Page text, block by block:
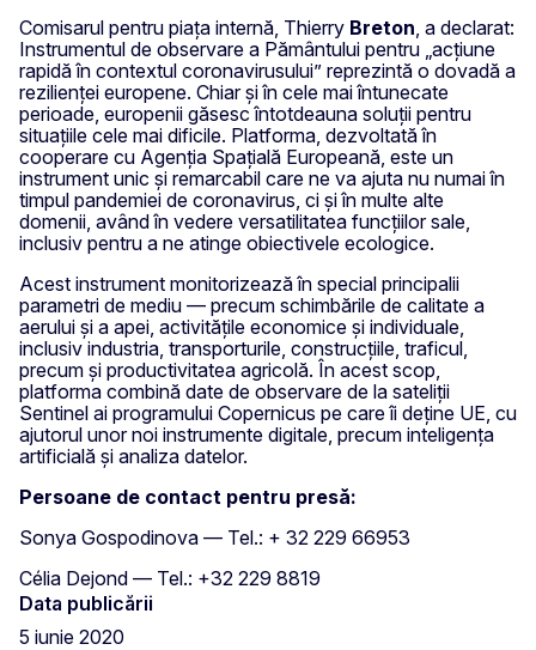
Comisarul pentru piața internă, Thierry Breton , a declarat:
Instrumentul de observare a Pământului pentru „acțiune
rapidă în contextul coronavirusului” reprezintă o dovadă a
rezilienței europene. Chiar și în cele mai întunecate
perioade, europenii găsesc întotdeauna soluții pentru
situațiile cele mai dificile. Platforma, dezvoltată în
cooperare cu Agenția Spațială Europeană, este un
instrument unic și remarcabil care ne va ajuta nu numai în
timpul pandemiei de coronavirus, ci și în multe alte
domenii, având în vedere versatilitatea funcțiilor sale,
inclusiv pentru a ne atinge obiectivele ecologice.
Acest instrument monitorizează în special principalii
parametri de mediu — precum schimbările de calitate a
aerului și a apei, activitățile economice și individuale,
inclusiv industria, transporturile, construcțiile, traficul,
precum și productivitatea agricolă. În acest scop,
platforma combină date de observare de la sateliții
Sentinel ai programului Copernicus pe care îi deține UE, cu
ajutorul unor noi instrumente digitale, precum inteligența
artificială și analiza datelor.
Persoane de contact pentru presă:
Sonya Gospodinova — Tel.: + 32 229 66953
Célia Dejond — Tel.: +32 229 8819
Data publicării
5 iunie 2020